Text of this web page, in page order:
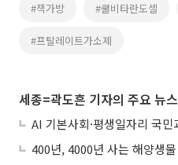
#책가방 #쿨비타란도셀
#프탈레이트가소제
세종=곽도흔 기자의 주요 뉴스